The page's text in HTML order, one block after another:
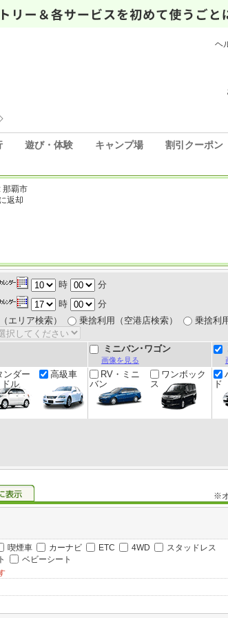
ヘ
遊び・体験 キャンプ場 割引クーポン
那覇市
返却
時
分
時
分
エリア検索） 乗捨利用（空港店検索） 乗捨利
ミニバン･ワゴン
画像を見る
ンダー
ドル
高級車
RV・ミニ
バン
ワンボック
ス
ド
※
喫煙車 カーナビ ETC 4WD
スタッドレス
ベビーシート